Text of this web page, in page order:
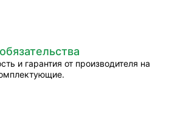
и гарантия от производителя на